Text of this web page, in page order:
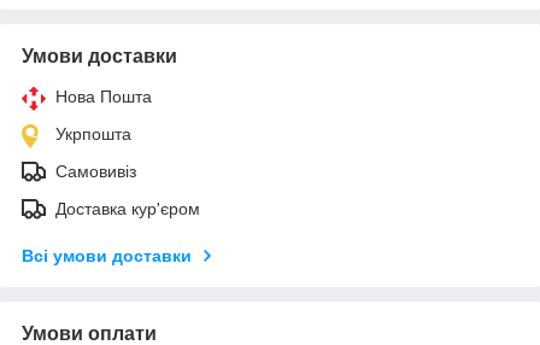
Умови доставки
Нова Пошта
Укрпошта
Самовивіз
Доставка кур'єром
Всі умови доставки
Умови оплати